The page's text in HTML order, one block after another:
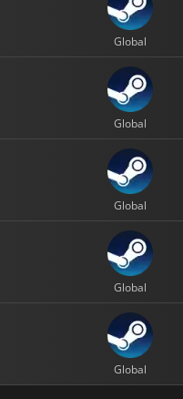
Global
Global
Global
Global
Global